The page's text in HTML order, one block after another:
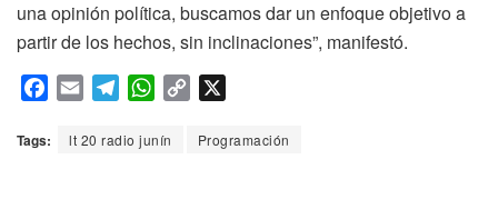
una opinión política, buscamos dar un enfoque objetivo a
partir de los hechos, sin inclinaciones”, manifestó.
c
a
l
W
a
p
Tags: lt 20 radio junín Programación